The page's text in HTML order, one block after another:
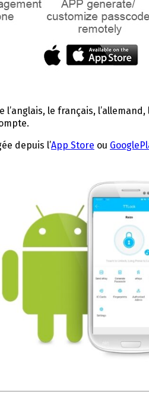
le français,
depuis l’App Store ou